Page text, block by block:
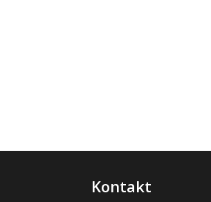
Kontakt